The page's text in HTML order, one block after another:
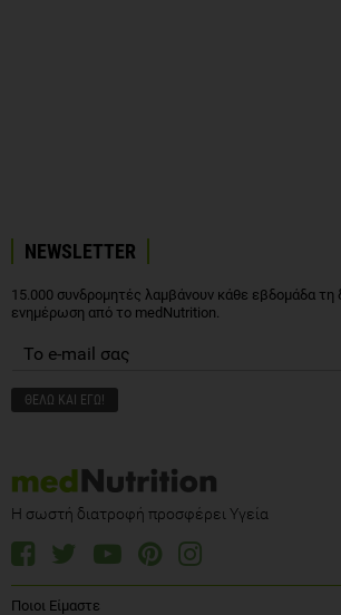
NEWSLETTER
15.000 συνδρομητές λαμβάνουν κάθε εβδομάδα τη
ενημέρωση από το medNutrition.
Η σωστή διατροφή προσφέρει Υγεία
Ποιοι Είμαστε